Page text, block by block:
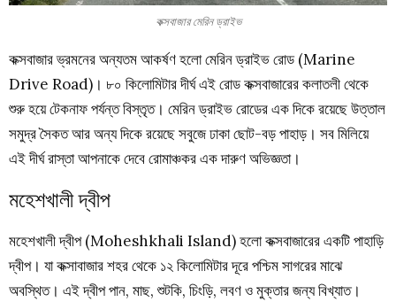
কক্সবাজার মেরিন ড্রাইভ
কক্সবাজার ভ্রমনের অন্যতম আকর্ষণ হলো মেরিন ড্রাইভ রোড (Marine
Drive Road)। ৮০ কিলোমিটার দীর্ঘ এই রোড কক্সবাজারের কলাতলী থেকে
শুরু হয়ে টেকনাফ পর্যন্ত বিস্তৃত। মেরিন ড্রাইভ রোডের এক দিকে রয়েছে উত্তাল
সমুদ্র সৈকত আর অন্য দিকে রয়েছে সবুজে ঢাকা ছোট-বড় পাহাড়। সব মিলিয়ে
এই দীর্ঘ রাস্তা আপনাকে দেবে রোমাঞ্চকর এক দারুণ অভিজ্ঞতা।
মহেশখালী দ্বীপ
মহেশখালী দ্বীপ (Moheshkhali Island) হলো কক্সবাজারের একটি পাহাড়ি
দ্বীপ। যা কক্সাবাজার শহর থেকে ১২ কিলোমিটার দূরে পশ্চিম সাগরের মাঝে
অবস্থিত। এই দ্বীপ পান, মাছ, শুটকি, চিংড়ি, লবণ ও মুক্তার জন্য বিখ্যাত।